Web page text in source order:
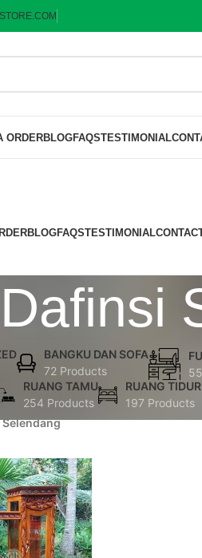
ORDERBLOGFAQSTESTIMONIAL
BLOGFAQSTESTIMONIAL
BANGKU DAN SOFA
72 Products
RUANG TAMU
254 Products
RUANG TIDUR
197 Products